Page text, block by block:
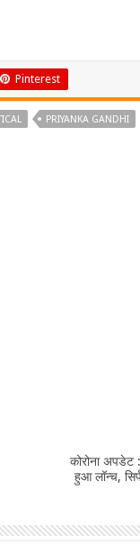
Pinterest
PRIYANKA GANDHI
कोरोना
हुआ लॉन्च,